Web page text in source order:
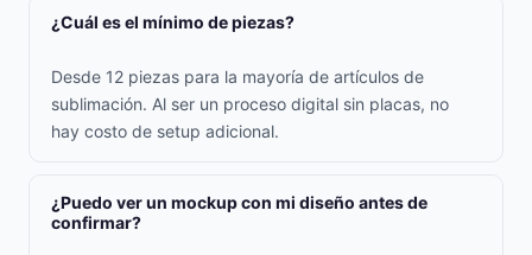
¿Cuál es el mínimo de piezas?
Desde 12 piezas para la mayoría de artículos de
sublimación. Al ser un proceso digital sin placas, no
hay costo de setup adicional.
¿Puedo ver un mockup con mi diseño antes de
confirmar?